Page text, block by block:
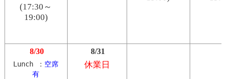
(17:30～
19:00)
8/30
Lunch ： 空席
有
8/31
休業日